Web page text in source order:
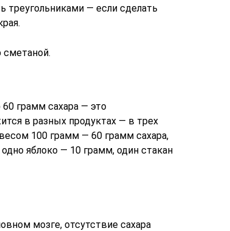
треугольниками — если сделать
сметаной.
грамм сахара — это
в разных продуктах — в трех
100 грамм — 60 грамм сахара,
яблоко — 10 грамм, один стакан
мозге, отсутствие сахара